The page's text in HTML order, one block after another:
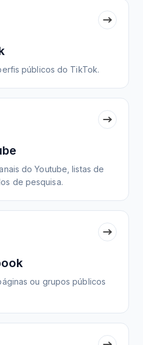
públicos do TikTok.
do Youtube, listas de
de pesquisa.
ou grupos públicos